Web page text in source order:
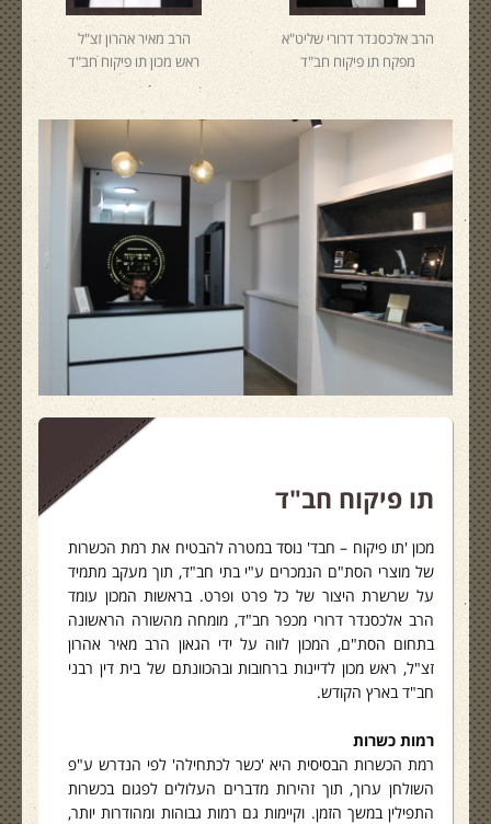
תו פיקוח חב"ד
מכון 'תו פיקוח – חבד' נוסד במטרה להבטיח את רמת הכשרות
של מוצרי הסת"ם הנמכרים ע"י בתי חב"ד, תוך מעקב מתמיד
על שרשרת היצור של כל פרט ופרט. בראשות המכון עומד
הרב אלכסנדר דרורי מכפר חב"ד, מומחה מהשורה הראשונה
בתחום הסת"ם, המכון לווה על ידי הגאון הרב מאיר אהרון
זצ"ל, ראש מכון לדיינות ברחובות ובהכוונתם של בית דין רבני
חב"ד בארץ הקודש.
רמות כשרות
רמת הכשרות הבסיסית היא 'כשר לכתחילה' לפי הנדרש ע"פ
השולחן ערוך, תוך זהירות מדברים העלולים לפגום בכשרות
התפילין במשך הזמן. וקיימות גם רמות גבוהות ומהודרות יותר,
הרב מאיר אהרון זצ"ל
ראש מכון תו פיקוח חב"ד
הרב אלכסנדר דרורי שליט"א
מפקח תו פיקוח חב"ד